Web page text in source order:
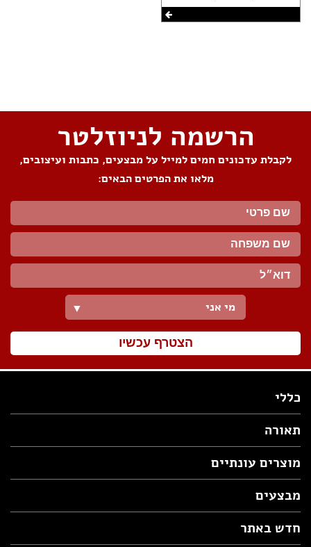
הרשמה לניוזלטר
לקבלת עדכונים חמים למייל על מבצעים, כתבות ועיצובים,
מלאו את הפרטים הבאים:
מי אני ▼
הצטרף עכשיו
כללי
תאורה
מוצרים עונתיים
מבצעים
חדש באתר